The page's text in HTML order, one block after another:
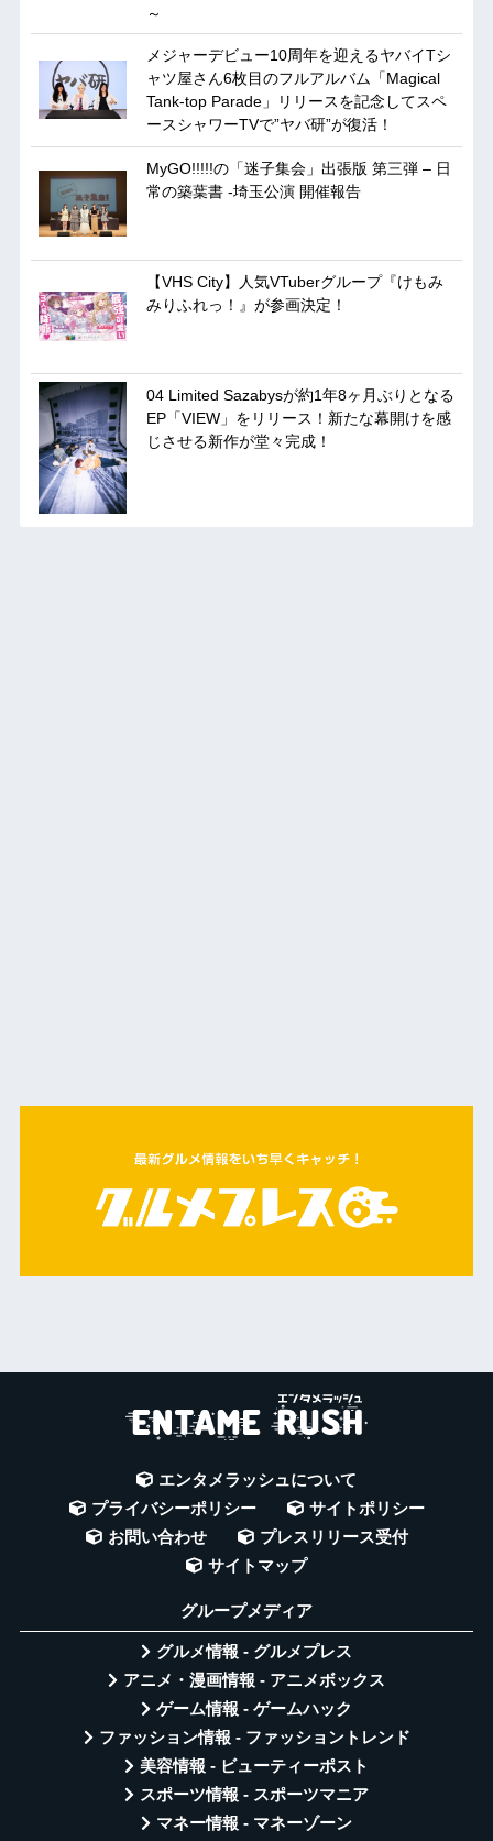
～
メジャーデビュー10周年を迎えるヤバイTシ
ャツ屋さん6枚目のフルアルバム「Magical
Tank-top Parade」リリースを記念してスペ
ースシャワーTVで”ヤバ研”が復活！
MyGO!!!!!の「迷子集会」出張版 第三弾 – 日
常の築葉書 -埼玉公演 開催報告
【VHS City】人気VTuberグループ『けもみ
みりふれっ！』が参画決定！
04 Limited Sazabysが約1年8ヶ月ぶりとなる
EP「VIEW」をリリース！新たな幕開けを感
じさせる新作が堂々完成！
エンタメラッシュについて
プライバシーポリシー
サイトポリシー
お問い合わせ
プレスリリース受付
サイトマップ
グループメディア
グルメ情報 - グルメプレス
アニメ・漫画情報 - アニメボックス
ゲーム情報 - ゲームハック
ファッション情報 - ファッショントレンド
美容情報 - ビューティーポスト
スポーツ情報 - スポーツマニア
マネー情報 - マネーゾーン